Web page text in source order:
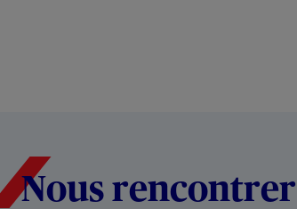
Nous rencontrer